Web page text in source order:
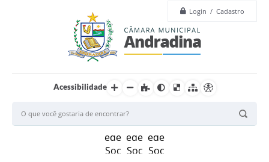
Login / Cadastro
Acessibilidade